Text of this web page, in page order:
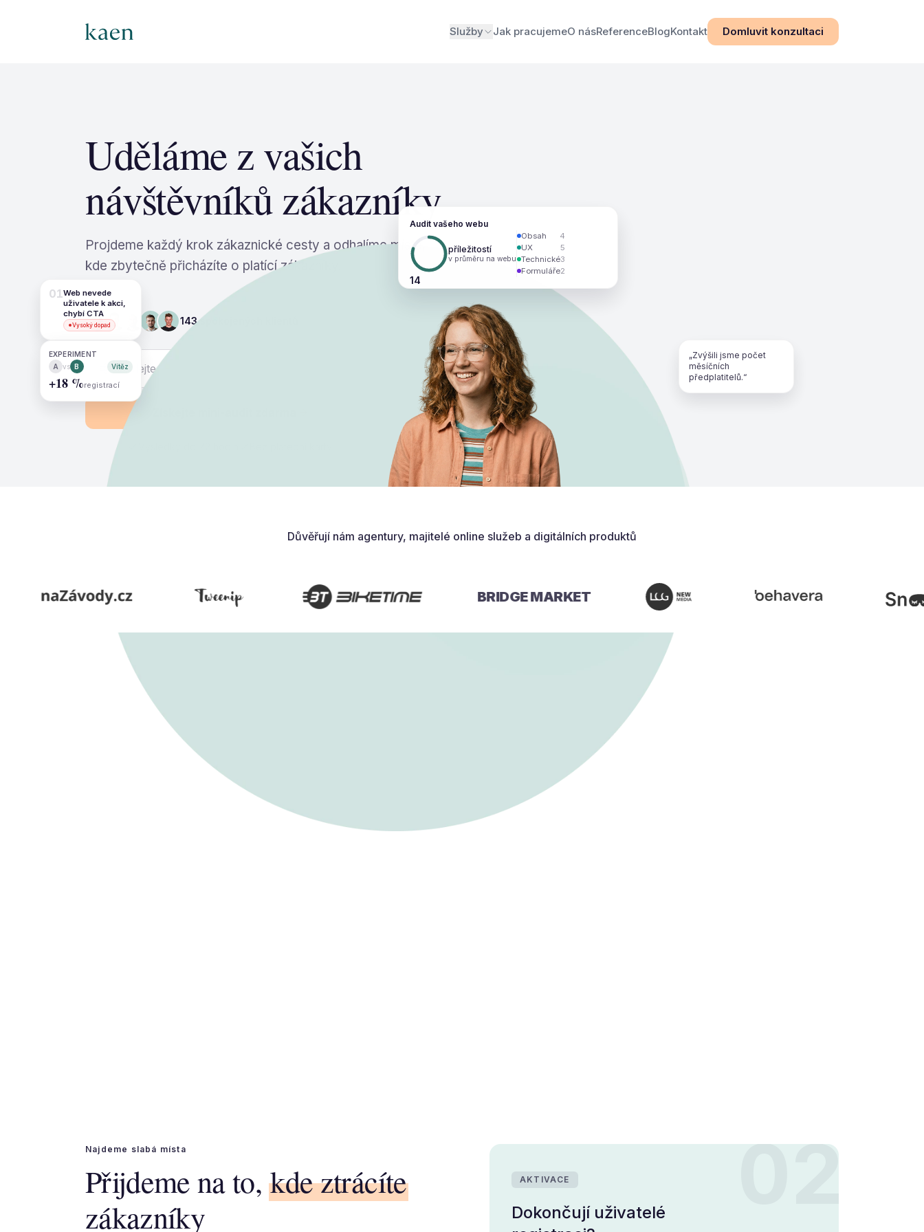
Služby Jak pracujemeO násReferenceBlogKontakt Domluvit konzultaci
Uděláme z vašich
návštěvníků zákazníky
Projdeme každý krok zákaznické cesty a odhalíme místa,
kde zbytečně přicházíte o platící zákazníky.
143 spokojených klientů
Audit vašeho webu
14
příležitostí
v průměru na webu
Obsah
4
UX
5
Technické3
Formuláře2
01Web nevede
uživatele k akci,
chybí CTA
Vysoký dopad
EXPERIMENT
A vs B Vítěz
+18 %registrací
„Zvýšili jsme počet
měsíčních
předplatitelů.“
Důvěřují nám agentury, majitelé online služeb a digitálních produktů
BRIDGE MARKET
Najdeme slabá místa
Přijdeme na to,kde ztrácíte
zákazníky
02
AKTIVACE
Dokončují uživatelé